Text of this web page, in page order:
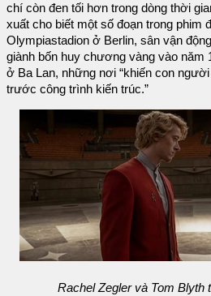
chí còn đen tối hơn trong dòng thời
xuất cho biết một số đoạn trong phim
Olympiastadion ở Berlin, sân vận
giành bốn huy chương vàng vào năm
ở Ba Lan, những nơi “khiến con
trước công trình kiến trúc.”
Rachel Zegler và Tom Blyth